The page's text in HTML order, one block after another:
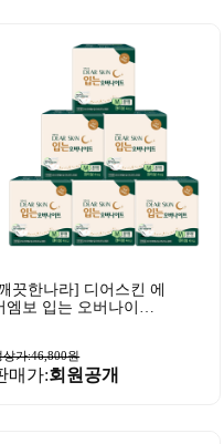
끗한나라] 디어스킨 에
엠보 입는 오버나이트
상가:46,800원
매가:회원공개